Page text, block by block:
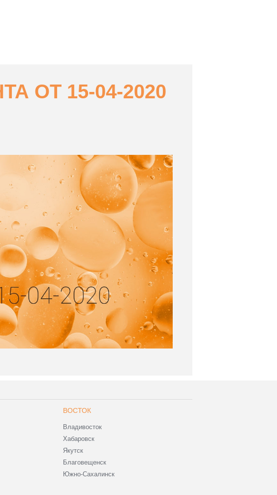
ОТ 15-04-2020
ВОСТОК
Владивосток
Хабаровск
Якутск
Благовещенск
Южно-Сахалинск